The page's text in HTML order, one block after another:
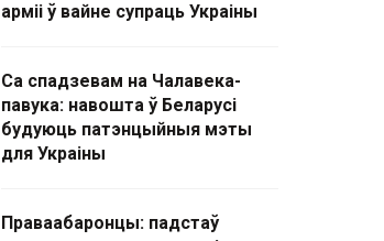
арміі ў вайне супраць Украіны
Са спадзевам на Чалавека-
павука: навошта ў Беларусі
будуюць патэнцыйныя мэты
для Украіны
Праваабаронцы: падстаў